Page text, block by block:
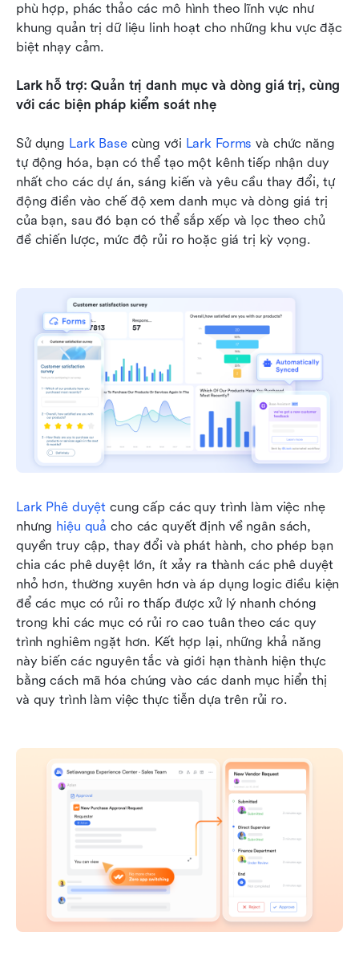
phù hợp, phác thảo các mô hình theo lĩnh vực như
khung quản trị dữ liệu linh hoạt cho những khu vực đặc
biệt nhạy cảm.
Lark hỗ trợ: Quản trị danh mục và dòng giá trị, cùng
với các biện pháp kiểm soát nhẹ
Sử dụng Lark Base cùng với Lark Forms và chức năng
tự động hóa, bạn có thể tạo một kênh tiếp nhận duy
nhất cho các dự án, sáng kiến và yêu cầu thay đổi, tự
động điền vào chế độ xem danh mục và dòng giá trị
của bạn, sau đó bạn có thể sắp xếp và lọc theo chủ
đề chiến lược, mức độ rủi ro hoặc giá trị kỳ vọng.
Lark Phê duyệt cung cấp các quy trình làm việc nhẹ
nhưng hiệu quả cho các quyết định về ngân sách,
quyền truy cập, thay đổi và phát hành, cho phép bạn
chia các phê duyệt lớn, ít xảy ra thành các phê duyệt
nhỏ hơn, thường xuyên hơn và áp dụng logic điều kiện
để các mục có rủi ro thấp được xử lý nhanh chóng
trong khi các mục có rủi ro cao tuân theo các quy
trình nghiêm ngặt hơn. Kết hợp lại, những khả năng
này biến các nguyên tắc và giới hạn thành hiện thực
bằng cách mã hóa chúng vào các danh mục hiển thị
và quy trình làm việc thực tiễn dựa trên rủi ro.